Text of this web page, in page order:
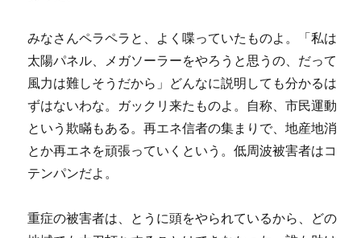
みなさんペラペラと、よく喋っていたものよ。「私は
太陽パネル、メガソーラーをやろうと思うの、だって
風力は難しそうだから」どんなに説明しても分かるは
ずはないわな。ガックリ来たものよ。自称、市民運動
という欺瞞もある。再エネ信者の集まりで、地産地消
とか再エネを頑張っていくという。低周波被害者はコ
テンパンだよ。
重症の被害者は、とうに頭をやられているから、どの